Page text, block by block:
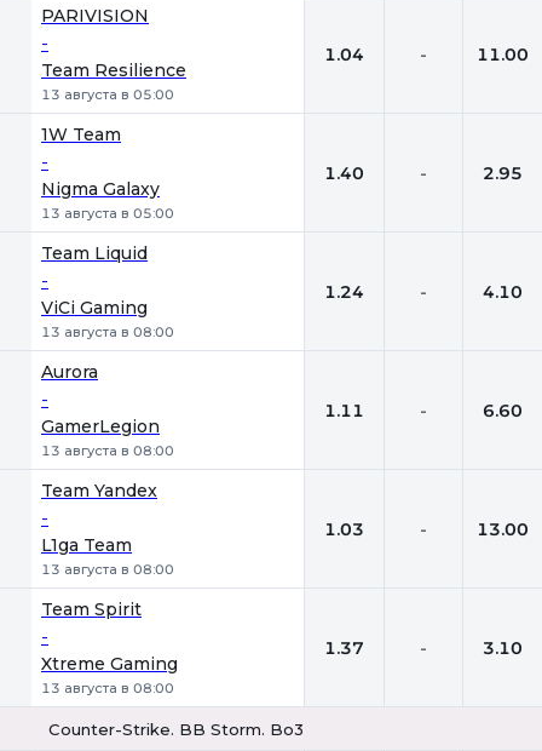
PARIVISION
-
Team Resilience
13 августа в 05:00
1.04 - 11.00
1W Team
-
Nigma Galaxy
13 августа в 05:00
1.40 - 2.95
Team Liquid
-
ViCi Gaming
13 августа в 08:00
1.24 - 4.10
Aurora
-
GamerLegion
13 августа в 08:00
1.11 - 6.60
Team Yandex
-
L1ga Team
13 августа в 08:00
1.03 - 13.00
Team Spirit
-
Xtreme Gaming
13 августа в 08:00
1.37 - 3.10
Counter-Strike. BB Storm. Bo3